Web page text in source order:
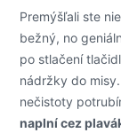
Premýšľali ste
bežný, no
po stlačení
nádržky do
nečistoty
naplní cez